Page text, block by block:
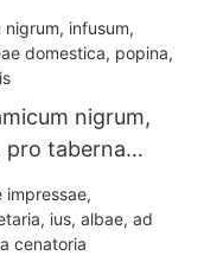
bubulae,
nigrum,
pro taberna
poculo,